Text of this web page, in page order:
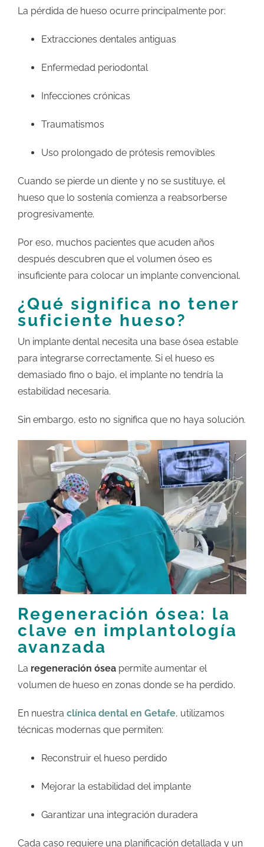
La pérdida de hueso ocurre principalmente por:
Extracciones dentales antiguas
Enfermedad periodontal
Infecciones crónicas
Traumatismos
Uso prolongado de prótesis removibles
Cuando se pierde un diente y no se sustituye, el
hueso que lo sostenía comienza a reabsorberse
progresivamente.
Por eso, muchos pacientes que acuden años
después descubren que el volumen óseo es
insuficiente para colocar un implante convencional.
¿Qué significa no tener
suficiente hueso?
Un implante dental necesita una base ósea estable
para integrarse correctamente. Si el hueso es
demasiado fino o bajo, el implante no tendría la
estabilidad necesaria.
Sin embargo, esto no significa que no haya solución.
Regeneración ósea: la
clave en implantología
avanzada
La regeneración ósea permite aumentar el
volumen de hueso en zonas donde se ha perdido.
En nuestra clínica dental en Getafe, utilizamos
técnicas modernas que permiten:
Reconstruir el hueso perdido
Mejorar la estabilidad del implante
Garantizar una integración duradera
Cada caso requiere una planificación detallada y un